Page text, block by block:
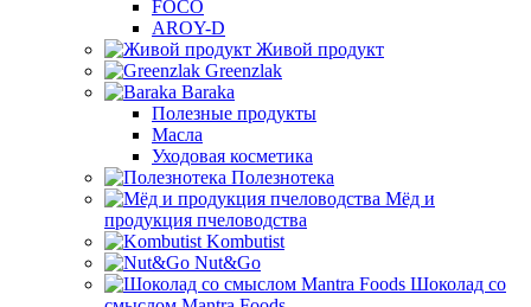
FOCO
AROY-D
Живой продукт
Greenzlak
Baraka
Полезные продукты
Масла
Уходовая косметика
Полезнотека
Мёд и
продукция пчеловодства
Kombutist
Nut&Go
Шоколад со